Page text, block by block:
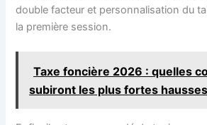
double facteur et personnalisation du
la première session.
Taxe foncière 2026 : quelles
subiront les plus fortes